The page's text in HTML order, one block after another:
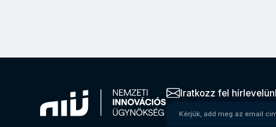
Iratkozz fel